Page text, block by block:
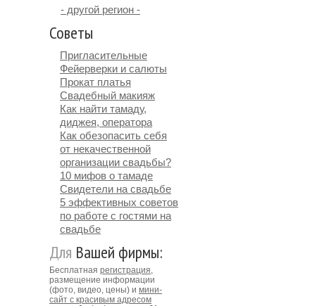
- другой регион -
Советы
Пригласительные
Фейерверки и салюты
Прокат платья
Свадебный макияж
Как найти тамаду,
диджея, оператора
Как обезопасить себя
от некачественной
организации свадьбы?
10 мифов о тамаде
Свидетели на свадьбе
5 эффективных советов
по работе с гостями на
свадьбе
Для Вашей фирмы:
Бесплатная регистрация,
размещение информации
(фото, видео, цены) и мини-
сайт с красивым адресом